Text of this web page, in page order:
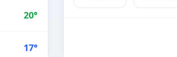
20°
17°